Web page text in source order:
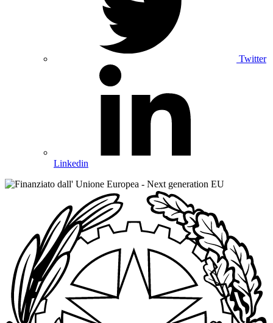
Twitter
Linkedin